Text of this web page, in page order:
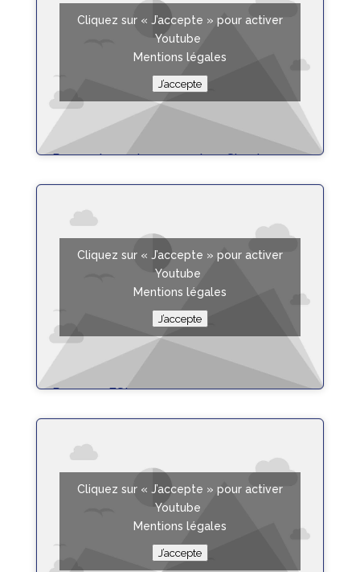
Poser et appairer un capteur Simplera
Cliquez sur « J’accepte » pour activer
Youtube
Mentions légales
J’accepte
Poser un FSL3
Cliquez sur « J’accepte » pour activer
Youtube
Mentions légales
J’accepte
Cliquez sur « J’accepte » pour activer
Youtube
Mentions légales
J’accepte